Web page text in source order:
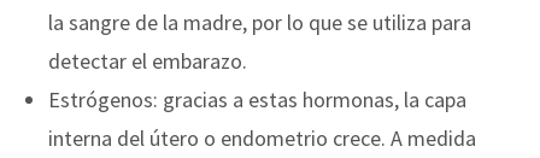
la sangre de la madre, por lo que se utiliza para
detectar el embarazo.
Estrógenos: gracias a estas hormonas, la capa
interna del útero o endometrio crece. A medida